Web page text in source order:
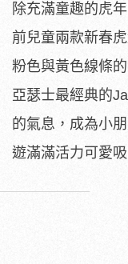
除充滿童趣的虎
前兒童兩款新春
粉色與黃色線條
亞瑟士最經典的
的氣息，成為小
遊滿滿活力可愛吸